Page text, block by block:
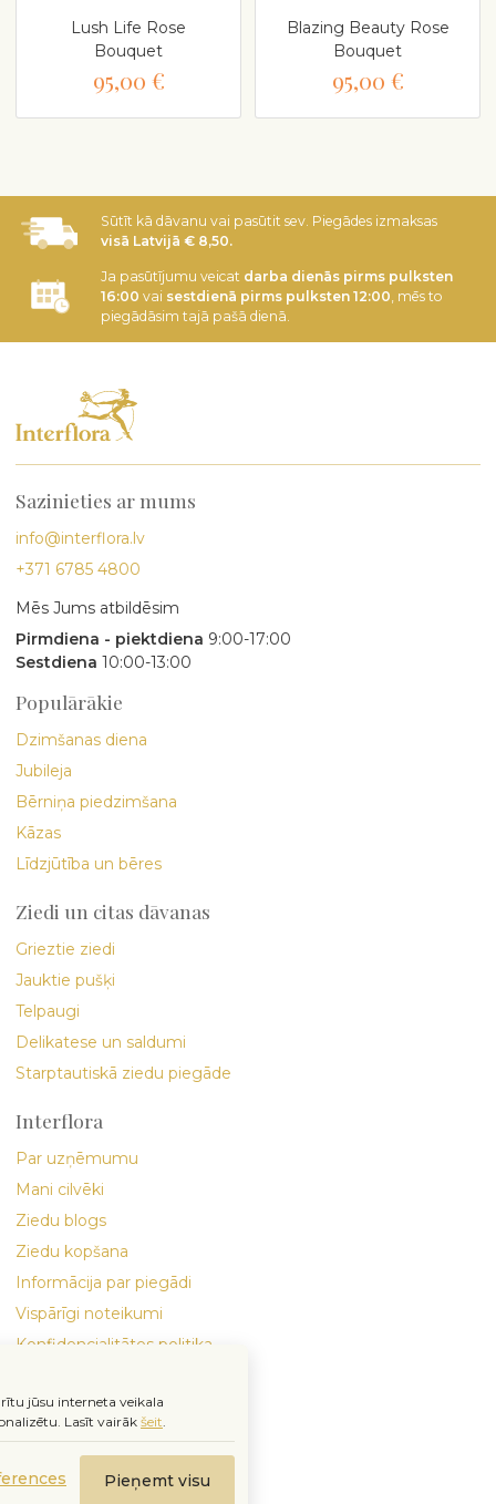
Lush Life Rose
Bouquet
95,00 €
Blazing Beauty Rose
Bouquet
95,00 €
Sūtīt kā dāvanu vai pasūtit sev. Piegādes izmaksas
visā Latvijā € 8,50.
Ja pasūtījumu veicat darba dienās pirms pulksten
16:00 vai sestdienā pirms pulksten 12:00 , mēs to
piegādāsim tajā pašā dienā.
Sazinieties ar mums
info@interflora.lv
+371 6785 4800
Mēs Jums atbildēsim
Pirmdiena - piektdiena 9:00-17:00
Sestdiena 10:00-13:00
Populārākie
Dzimšanas diena
Jubileja
Bērniņa piedzimšana
Kāzas
Līdzjūtība un bēres
Ziedi un citas dāvanas
Grieztie ziedi
Jauktie pušķi
Telpaugi
Delikatese un saldumi
Starptautiskā ziedu piegāde
Interflora
Par uzņēmumu
Mani cilvēki
Ziedu blogs
Ziedu kopšana
Informācija par piegādi
Vispārīgi noteikumi
Konfidencialitātes politika
jūsu interneta veikala
Lasīt vairāk šeit
Pieņemt visu